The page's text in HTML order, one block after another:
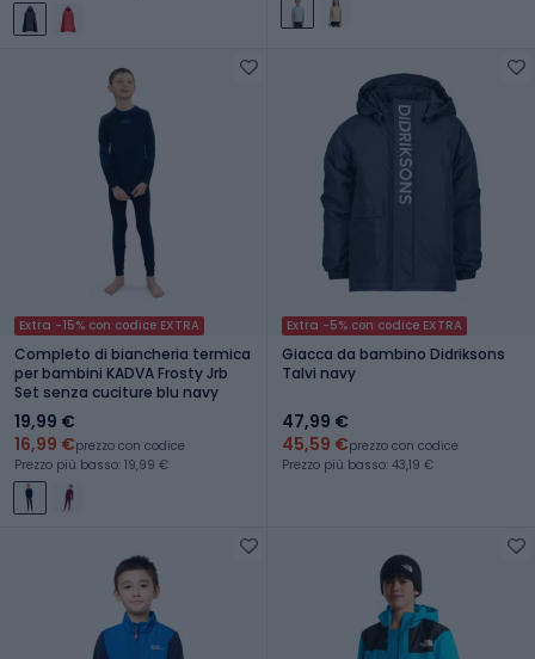
Extra -15% con codice EXTRA
Completo di biancheria termica
per bambini KADVA Frosty Jrb
Set senza cuciture blu navy
19,99 €
16,99 €prezzo con codice
Prezzo più basso: 19,99 €
Extra -5% con codice EXTRA
Giacca da bambino Didriksons
Talvi navy
47,99 €
45,59 €prezzo con codice
Prezzo più basso: 43,19 €